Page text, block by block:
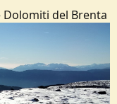
Dolomiti del Brenta